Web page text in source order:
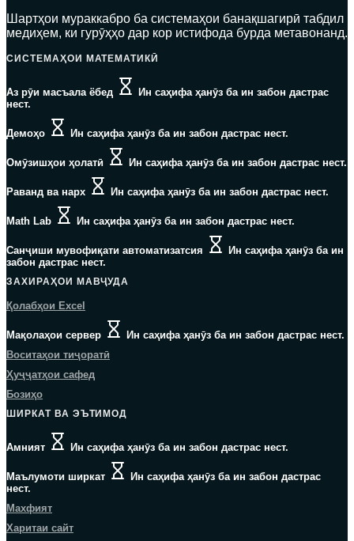
Шартҳои мураккабро ба системаҳои банақшагирӣ табдил
медиҳем, ки гурӯҳҳо дар кор истифода бурда метавонанд.
СИСТЕМАҲОИ МАТЕМАТИКӢ
Аз рӯи масъала ёбед
Ин саҳифа ҳанӯз ба ин забон дастрас
нест.
Демоҳо Ин саҳифа ҳанӯз ба ин забон дастрас нест.
Омӯзишҳои ҳолатӣ Ин саҳифа ҳанӯз ба ин забон дастрас нест.
Раванд ва нарх Ин саҳифа ҳанӯз ба ин забон дастрас нест.
Math Lab Ин саҳифа ҳанӯз ба ин забон дастрас нест.
Санҷиши мувофиқати автоматизатсия
Ин саҳифа ҳанӯз ба ин
забон дастрас нест.
ЗАХИРАҲОИ МАВҶУДА
Қолабҳои Excel
Мақолаҳои сервер
Ин саҳифа ҳанӯз ба ин забон дастрас нест.
Воситаҳои тиҷоратӣ
Ҳуҷҷатҳои сафед
Бозиҳо
ШИРКАТ ВА ЭЪТИМОД
Амният Ин саҳифа ҳанӯз ба ин забон дастрас нест.
Маълумоти ширкат
Ин саҳифа ҳанӯз ба ин забон дастрас
нест.
Махфият
Харитаи сайт